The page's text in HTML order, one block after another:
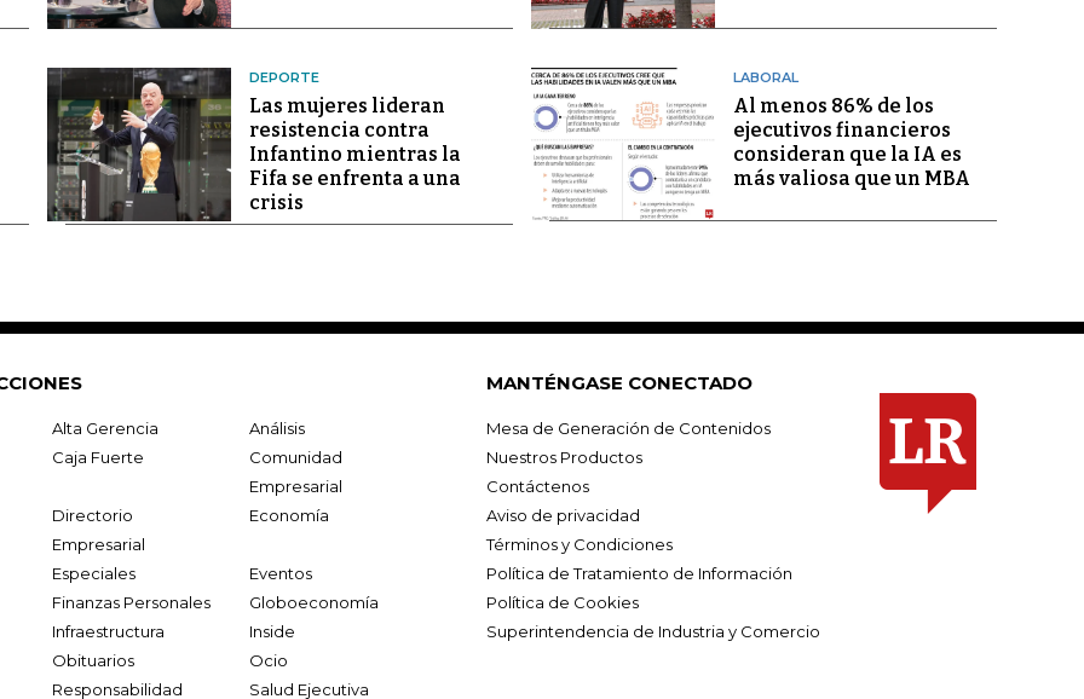
DEPORTE
Las mujeres lideran
resistencia contra
Infantino mientras la
Fifa se enfrenta a una
crisis
LABORAL
Al menos 86% de los
ejecutivos financieros
consideran que la IA es
más valiosa que un MBA
Alta Gerencia
Análisis
Caja Fuerte
Comunidad
Empresarial
Directorio
Empresarial
Economía
Especiales
Eventos
Finanzas Personales
Globoeconomía
Infraestructura
Inside
Obituarios
Ocio
Responsabilidad
Salud Ejecutiva
MANTÉNGASE CONECTADO
Mesa de Generación de Contenidos
Nuestros Productos
Contáctenos
Aviso de privacidad
Términos y Condiciones
Política de Tratamiento de Información
Política de Cookies
Superintendencia de Industria y Comercio